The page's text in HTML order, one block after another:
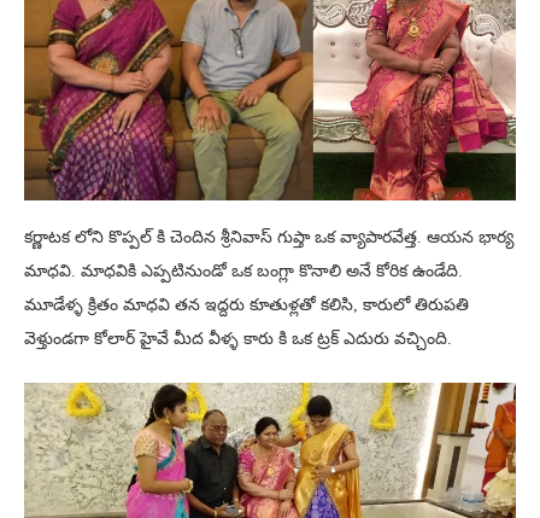
కర్ణాటక లోని కొప్పల్ కి చెందిన శ్రీనివాస్ గుప్తా ఒక వ్యాపారవేత్త. ఆయన భార్య
మాధవి. మాధవికి ఎప్పటినుండో ఒక బంగ్లా కొనాలి అనే కోరిక ఉండేది.
మూడేళ్ళ క్రితం మాధవి తన ఇద్దరు కూతుళ్లతో కలిసి, కారులో తిరుపతి
వెళ్తుండగా కోలార్ హైవే మీద వీళ్ళ కారు కి ఒక ట్రక్ ఎదురు వచ్చింది.